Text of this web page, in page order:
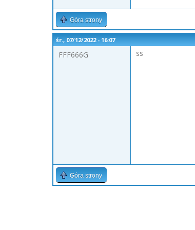
Góra strony
śr., 07/12/2022 - 16:07
FFF666G
ss
Góra strony